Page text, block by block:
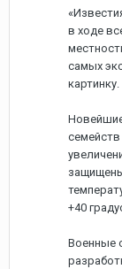
в ходе
самых
картинку.
+40
Военные